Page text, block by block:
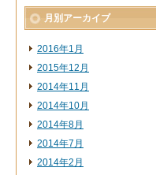
月別アーカイブ
2016年1月
2015年12月
2014年11月
2014年10月
2014年8月
2014年7月
2014年2月